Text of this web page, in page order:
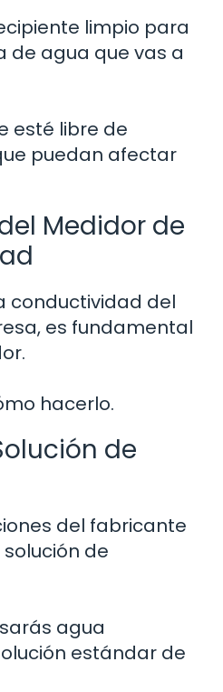
limpio para
de agua que vas a
esté libre de
puedan afectar
Medidor de
conductividad del
es fundamental
hacerlo.
de
del fabricante
de
agua
estándar de